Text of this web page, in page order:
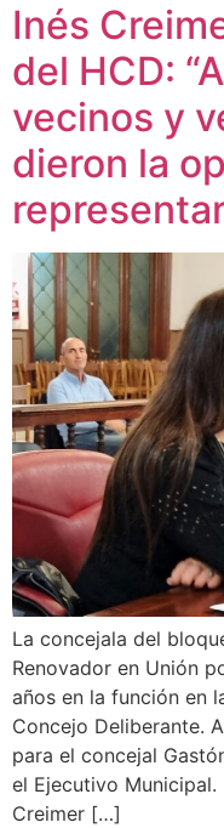
Inés
del HCD:
vecinos y
dieron la
La concejala del
Renovador en Unión
años en la función en
Concejo Deliberante.
para el concejal
el Ejecutivo Municipal.
Creimer […]